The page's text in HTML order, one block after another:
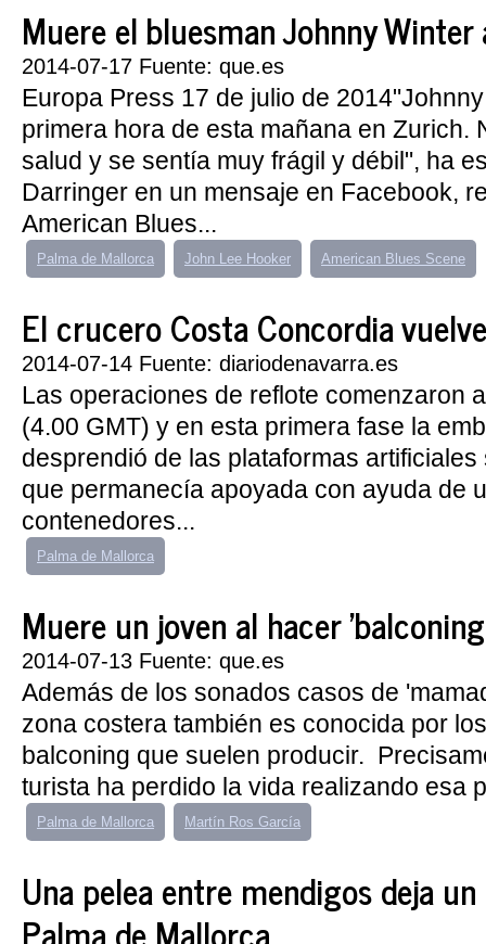
Muere el bluesman Johnny
2014-07-17 Fuente: que.es
Europa Press 17 de julio de
primera hora de esta mañana en Zurich.
salud y se sentía muy frágil y débil", ha
Darringer en un mensaje en Facebook,
American Blues...
Palma de Mallorca John Lee Hooker American Blues Scene
El crucero Costa Concordia
2014-07-14 Fuente: diariodenavarra.es
Las operaciones de reflote comenzaron
(4.00 GMT) y en esta primera fase la
desprendió de las plataformas
que permanecía apoyada con ayuda de
contenedores...
Palma de Mallorca
Muere un joven al hacer
2014-07-13 Fuente: que.es
Además de los sonados casos de
zona costera también es conocida por
balconing que suelen producir.
turista ha perdido la vida realizando esa
Palma de Mallorca Martín Ros García
Una pelea entre mendigos deja